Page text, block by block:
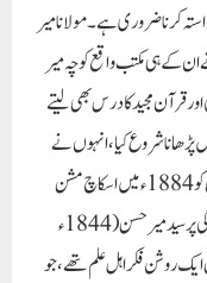
کرنا ضروری ہے ۔ مولانا میر
ان کے ہی مکتب واقع کوچہ میر
قرآن مجید کا درس بھی لیتے
شروع کیا ، انہوں نے
شیخ نور محمد (والد اقبال ) کی رضامندی حاصل کر کے اقبال کو 1884ء میں اسکاچ مشن
اسکول میں داخل کرایا ، اقبال کی ابتدائی طالب علمانہ زندگی پر سید میر حسن ( 1844ء
ایک روشن فکر اہل علم تھے ، جو